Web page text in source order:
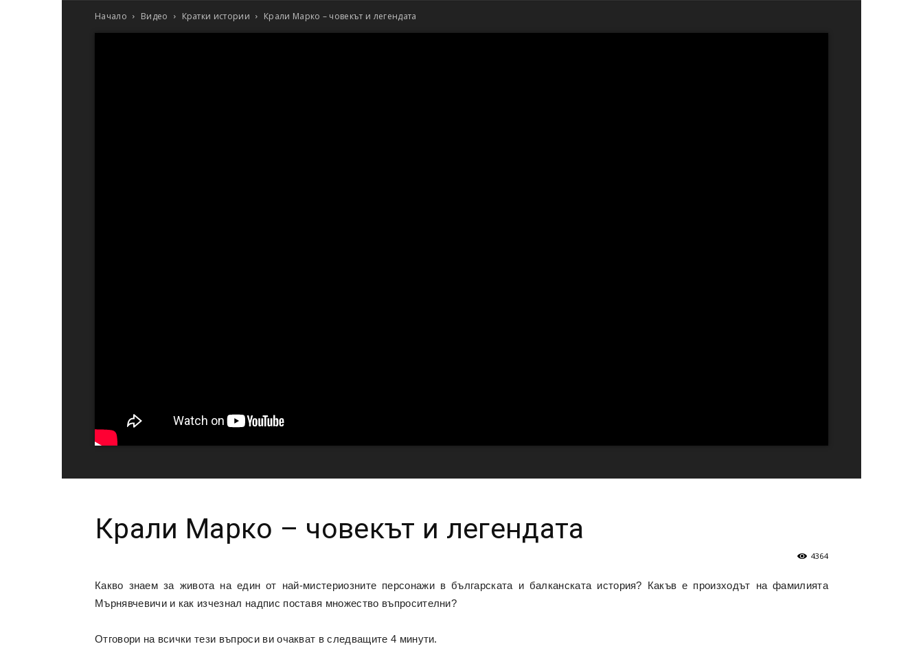
Начало Видео Кратки истории Крали Марко – човекът и легендата
Крали Марко – човекът и легендата
4364
Какво знаем за живота на един от най-мистериозните персонажи в българската и балканската история? Какъв е произходът на фамилията
Мърнявчевичи и как изчезнал надпис поставя множество въпросителни?
Отговори на всички тези въпроси ви очакват в следващите 4 минути.